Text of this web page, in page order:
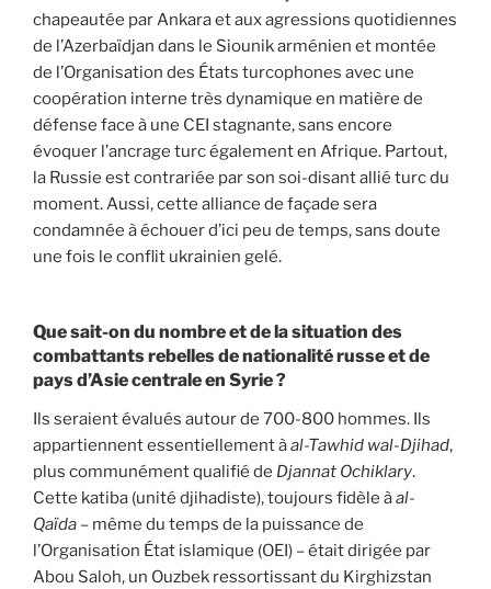
chapeautée par Ankara et aux agressions quotidiennes
de l’Azerbaïdjan dans le Siounik arménien et montée
de l’Organisation des États turcophones avec une
coopération interne très dynamique en matière de
défense face à une CEI stagnante, sans encore
évoquer l’ancrage turc également en Afrique. Partout,
la Russie est contrariée par son soi-disant allié turc du
moment. Aussi, cette alliance de façade sera
condamnée à échouer d’ici peu de temps, sans doute
une fois le conflit ukrainien gelé.
Que sait-on du nombre et de la situation des
combattants rebelles de nationalité russe et de
pays d’Asie centrale en Syrie ?
Ils seraient évalués autour de 700-800 hommes. Ils
appartiennent essentiellement àal-Tawhid wal-Djihad,
plus communément qualifié de Djannat Ochiklary.
Cette katiba (unité djihadiste), toujours fidèle àal-
Qaïda – même du temps de la puissance de
l’Organisation État islamique (OEI) – était dirigée par
Abou Saloh, un Ouzbek ressortissant du Kirghizstan